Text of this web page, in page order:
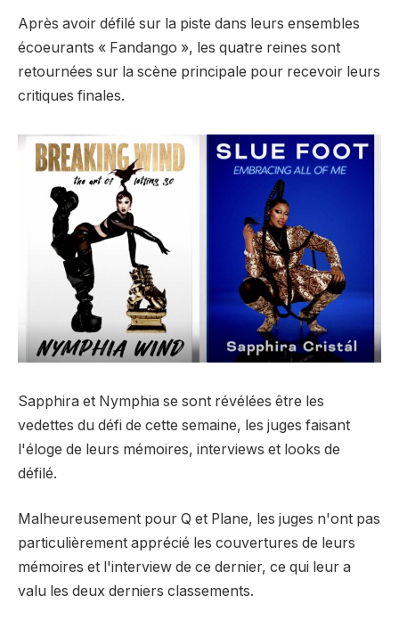
Après avoir défilé sur la piste dans leurs ensembles
écoeurants « Fandango », les quatre reines sont
retournées sur la scène principale pour recevoir leurs
critiques finales.
Sapphira et Nymphia se sont révélées être les
vedettes du défi de cette semaine, les juges faisant
l'éloge de leurs mémoires, interviews et looks de
défilé.
Malheureusement pour Q et Plane, les juges n'ont pas
particulièrement apprécié les couvertures de leurs
mémoires et l'interview de ce dernier, ce qui leur a
valu les deux derniers classements.